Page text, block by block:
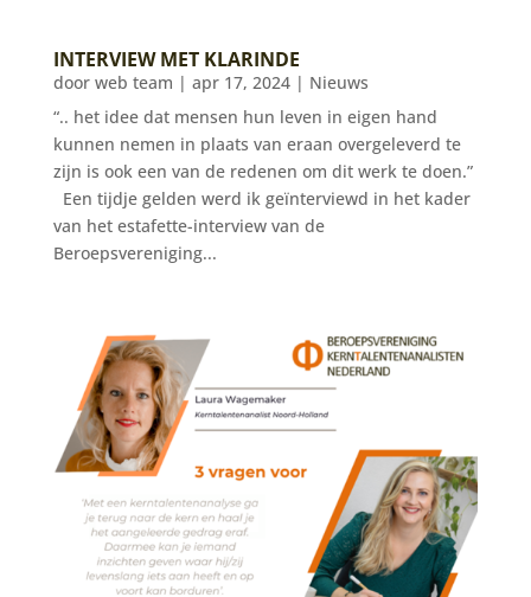
INTERVIEW MET KLARINDE
door web team | apr 17, 2024| Nieuws
“.. het idee dat mensen hun leven in eigen hand
kunnen nemen in plaats van eraan overgeleverd te
zijn is ook een van de redenen om dit werk te doen.”
Een tijdje gelden werd ik geïnterviewd in het kader
van het estafette-interview van de
Beroepsvereniging...